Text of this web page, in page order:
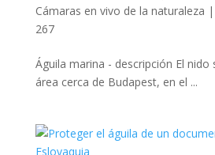
Cámaras en vivo de la naturaleza |
267
Águila marina - descripción El nido
área cerca de Budapest, en el ...